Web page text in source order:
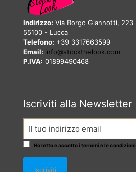
Indirizzo: Via Borgo Giannotti, 223
55100 - Lucca
Telefono: +39 3317663599
Email: info@stockthelook.com
P.IVA: 01899490468
Iscriviti alla Newsletter
Ho letto e accetto i termini e le condizioni